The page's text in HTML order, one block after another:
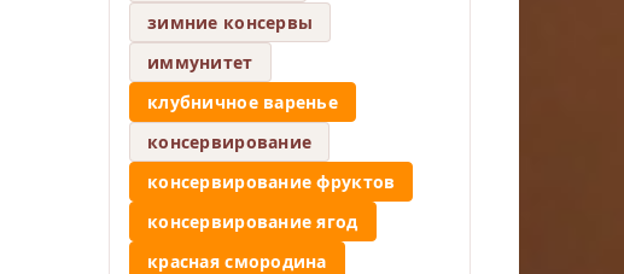
зимние консервы
иммунитет
клубничное варенье
консервирование
консервирование фруктов
консервирование ягод
красная смородина